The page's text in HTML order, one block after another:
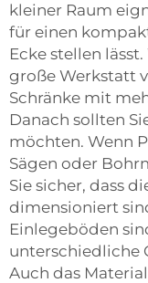
kleiner Raum
für einen
Ecke stellen
große Werkstatt
Schränke mit
Danach sollten
möchten. Wenn
Sägen oder
Sie sicher, dass
dimensioniert
Einlegeböden
unterschiedliche
Auch das